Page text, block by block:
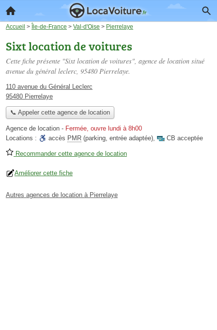
Accueil > Île-de-France > Val-d'Oise > Pierrelaye
Sixt location de voitures
Cette fiche présente "Sixt location de voitures", agence de location situé
avenue du général leclerc, 95480 Pierrelaye.
110 avenue du Général Leclerc
95480 Pierrelaye
📞 Appeler cette agence de location
Agence de location - Fermée, ouvre lundi à 8h00
Locations :
accès PMR (parking, entrée adaptée), CB acceptée
Recommander cette agence de location
Améliorer cette fiche
Autres agences de location à Pierrelaye